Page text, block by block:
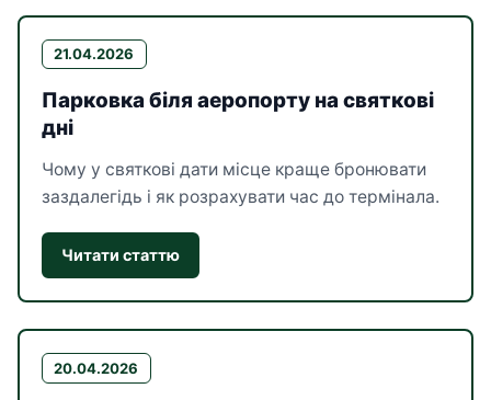
21.04.2026
Парковка біля аеропорту на святкові
дні
Чому у святкові дати місце краще бронювати
заздалегідь і як розрахувати час до термінала.
Читати статтю
20.04.2026